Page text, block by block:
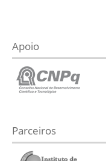
Apoio
Parceiros